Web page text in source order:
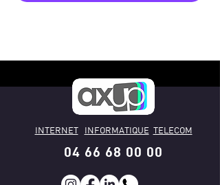
INTERNET INFORMATIQUE TELECOM
04 66 68 00 00